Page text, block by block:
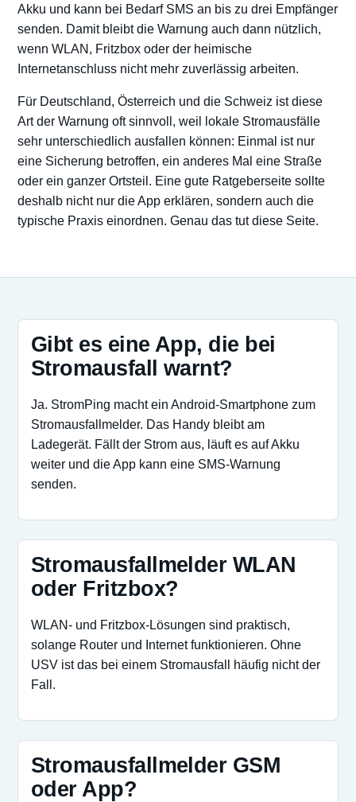
Akku und kann bei Bedarf SMS an bis zu drei Empfänger
senden. Damit bleibt die Warnung auch dann nützlich,
wenn WLAN, Fritzbox oder der heimische
Internetanschluss nicht mehr zuverlässig arbeiten.
Für Deutschland, Österreich und die Schweiz ist diese
Art der Warnung oft sinnvoll, weil lokale Stromausfälle
sehr unterschiedlich ausfallen können: Einmal ist nur
eine Sicherung betroffen, ein anderes Mal eine Straße
oder ein ganzer Ortsteil. Eine gute Ratgeberseite sollte
deshalb nicht nur die App erklären, sondern auch die
typische Praxis einordnen. Genau das tut diese Seite.
Gibt es eine App, die bei
Stromausfall warnt?
Ja. StromPing macht ein Android-Smartphone zum
Stromausfallmelder. Das Handy bleibt am
Ladegerät. Fällt der Strom aus, läuft es auf Akku
weiter und die App kann eine SMS-Warnung
senden.
Stromausfallmelder WLAN
oder Fritzbox?
WLAN- und Fritzbox-Lösungen sind praktisch,
solange Router und Internet funktionieren. Ohne
USV ist das bei einem Stromausfall häufig nicht der
Fall.
Stromausfallmelder GSM
oder App?